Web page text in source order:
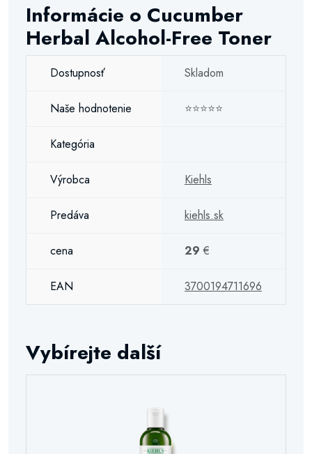
Informácie o Cucumber
Herbal Alcohol-Free Toner
Dostupnosť Skladom
Naše hodnotenie ⭐⭐⭐⭐⭐
Kategória
Výrobca Kiehls
Predáva kiehls.sk
cena 29 €
EAN 3700194711696
Vybírejte další